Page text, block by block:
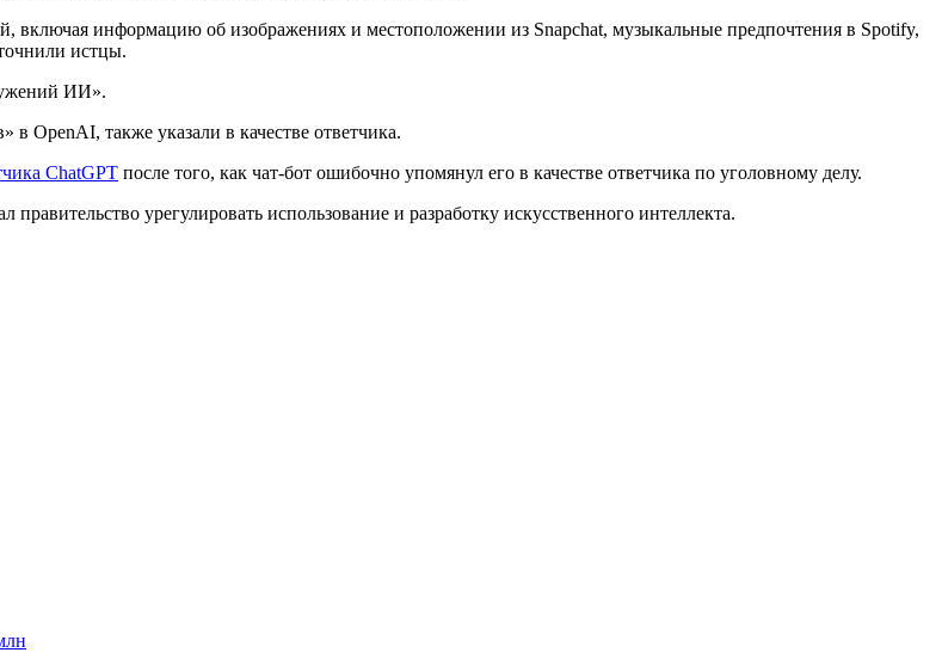
информацию об изображениях и местоположении из Snapchat, музыкальные предпочтения в Spotify,
истцы.
ИИ».
в OpenAI, также указали в качестве ответчика.
ChatGPT после того, как чат-бот ошибочно упомянул его в качестве ответчика по уголовному делу.
урегулировать использование и разработку искусственного интеллекта.